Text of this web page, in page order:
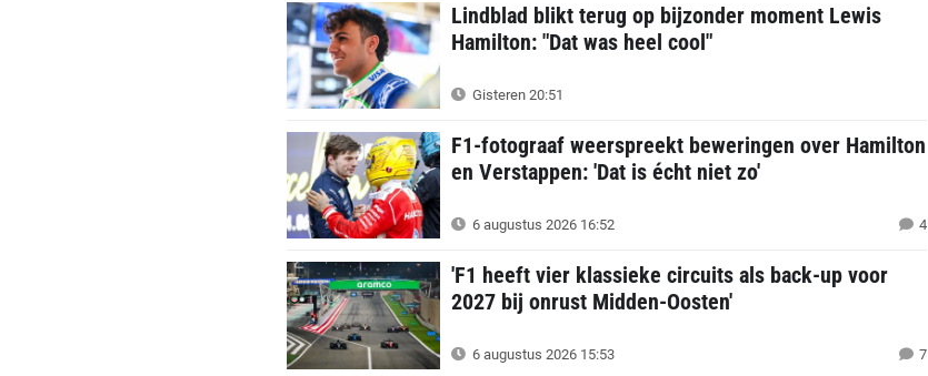
Lindblad blikt terug op bijzonder moment Lewis
Hamilton: "Dat was heel cool"
Gisteren 20:51
F1-fotograaf weerspreekt beweringen over Hamilton
en Verstappen: 'Dat is écht niet zo'
6 augustus 2026 16:52 4
'F1 heeft vier klassieke circuits als back-up voor
2027 bij onrust Midden-Oosten'
6 augustus 2026 15:53 7